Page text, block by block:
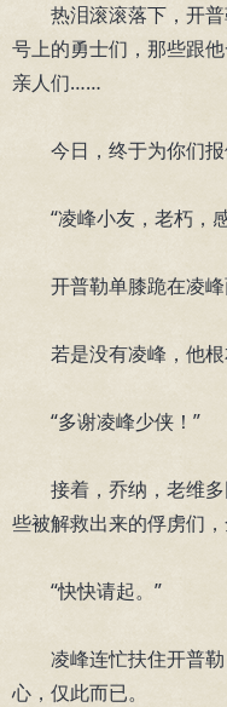
热泪滚滚落下，开普
号上的勇士们，那些跟
亲人们……
今日，终于为你们报
“凌峰小友，老朽，
开普勒单膝跪在凌峰
若是没有凌峰，他根
“多谢凌峰少侠！”
接着，乔纳，老维多
些被解救出来的俘虏们，
“快快请起。”
凌峰连忙扶住开普勒
心，仅此而已。